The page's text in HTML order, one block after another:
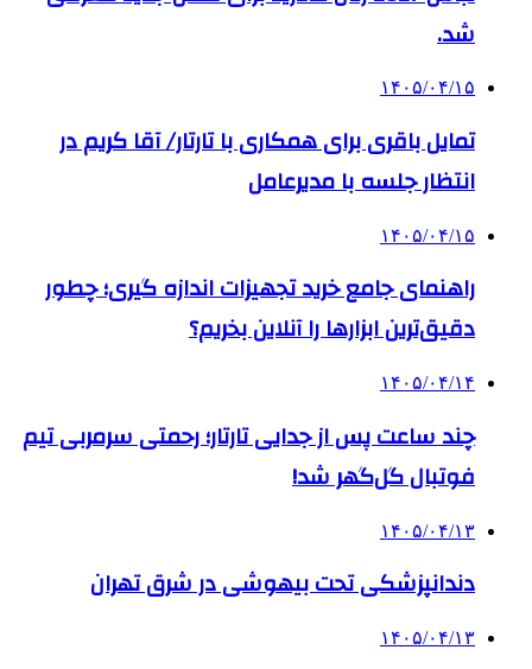
شد.
۱۴۰۵/۰۴/۱۵
تمایل باقری برای همکاری با تارتار/ آقا کریم در
انتظار جلسه با مدیرعامل
۱۴۰۵/۰۴/۱۵
راهنمای جامع خرید تجهیزات اندازه گیری؛ چطور
دقیق‌ترین ابزارها را آنلاین بخریم؟
۱۴۰۵/۰۴/۱۴
چند ساعت پس از جدایی تارتار؛ رحمتی سرمربی تیم
فوتبال گل‌گهر شد!
۱۴۰۵/۰۴/۱۳
دندانپزشکی تحت بیهوشی در شرق تهران
۱۴۰۵/۰۴/۱۳